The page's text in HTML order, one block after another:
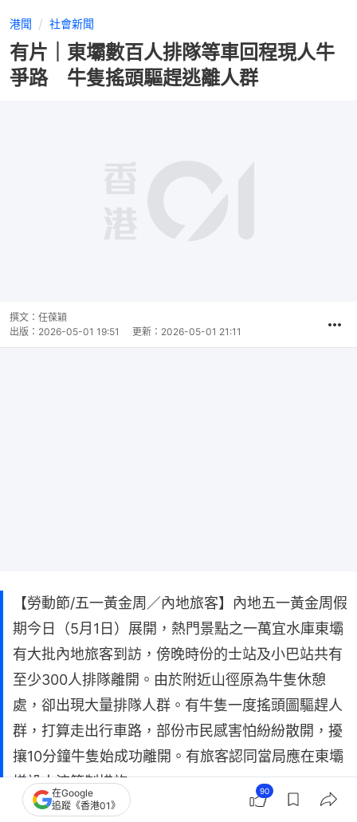
港聞 社會新聞
有片｜東壩數百人排隊等車回程現人牛
爭路 牛隻搖頭驅趕逃離人群
撰文： 任葆穎
出版： 2026-05-01 19:51 更新： 2026-05-01 21:11
【勞動節/五一黃金周／內地旅客】內地五一黃金周假
期今日（5月1日）展開，熱門景點之一萬宜水庫東壩
有大批內地旅客到訪，傍晚時份的士站及小巴站共有
至少300人排隊離開。由於附近山徑原為牛隻休憩
處，卻出現大量排隊人群。有牛隻一度搖頭圖驅趕人
群，打算走出行車路，部份市民感害怕紛紛散開，擾
攘10分鐘牛隻始成功離開。有旅客認同當局應在東壩
增設人流管制措施。
在Google
追蹤《香港01》
90